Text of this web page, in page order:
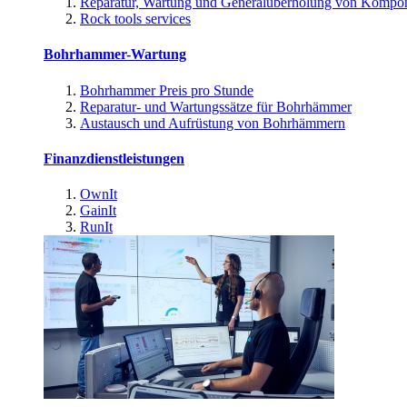
Rock tools services
Bohrhammer-Wartung
Bohrhammer Preis pro Stunde
Reparatur- und Wartungssätze für Bohrhämmer
Austausch und Aufrüstung von Bohrhämmern
Finanzdienstleistungen
OwnIt
GainIt
RunIt